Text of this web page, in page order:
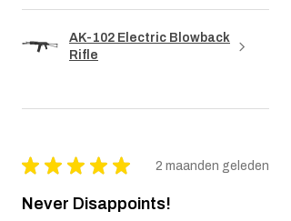
bij te werken.AK-102 Electric Blowback
Rifle
★ ★ ★ ★ ★ 2 maanden geleden
Never Disappoints!